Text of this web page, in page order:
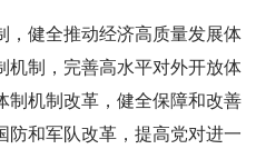
，健全推动经济高质量发展体
机制，完善高水平对外开放体
制机制改革，健全保障和改善
防和军队改革，提高党对进一